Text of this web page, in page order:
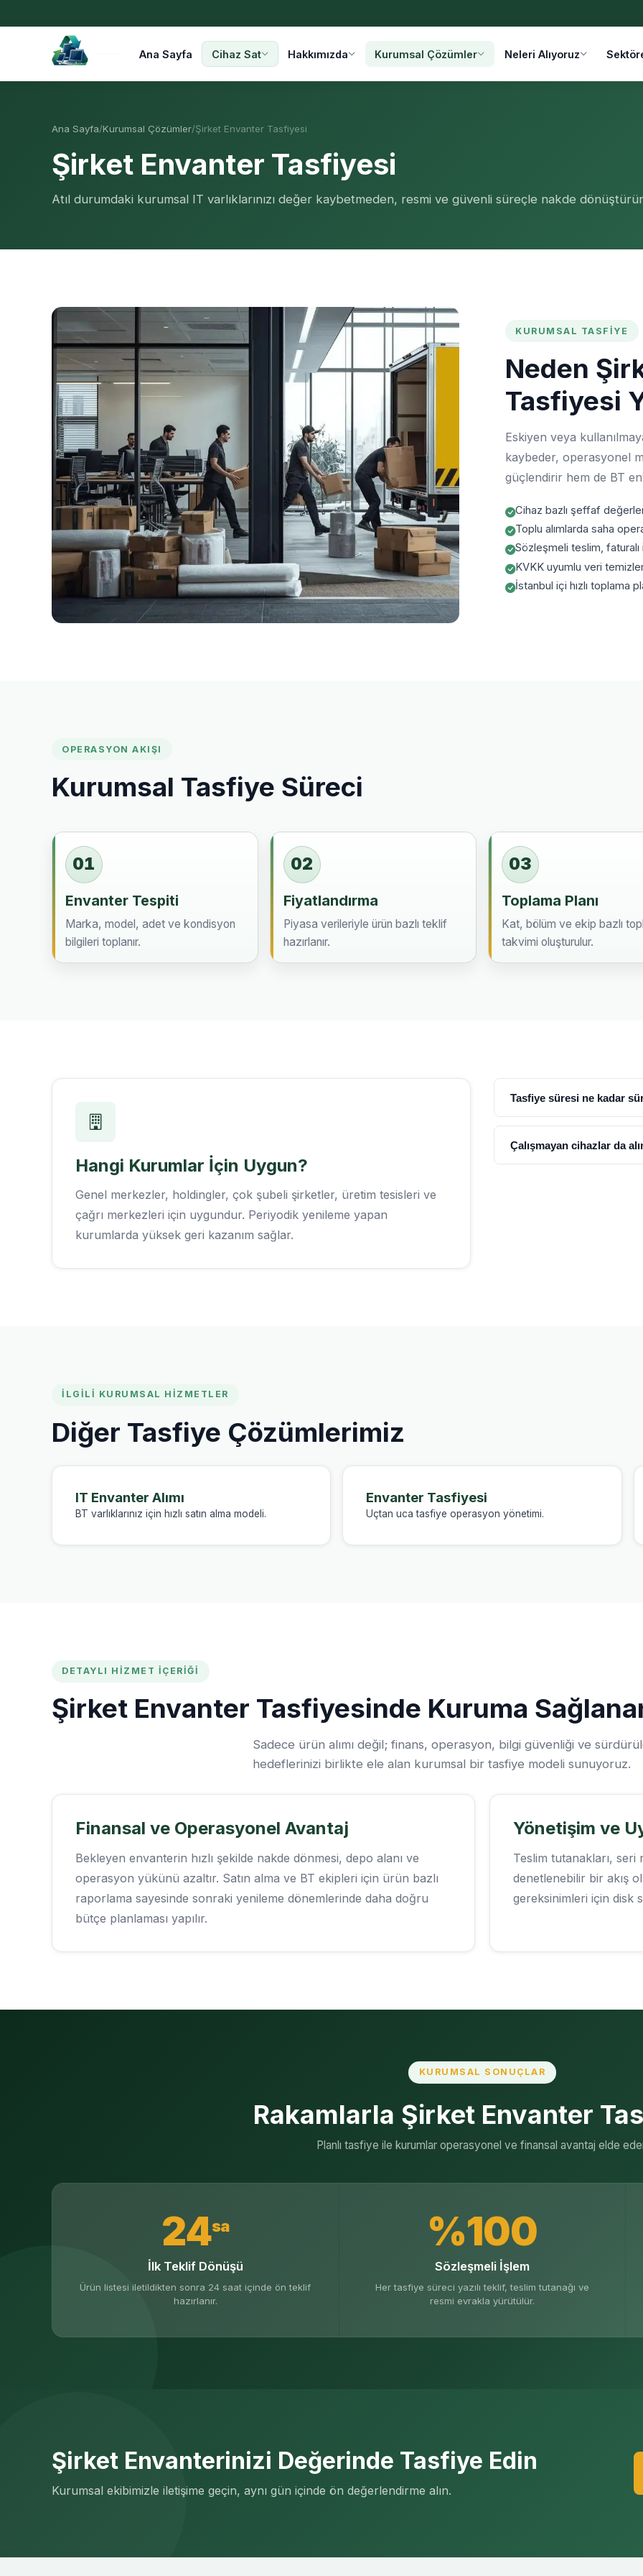
Ana Sayfa Cihaz Sat Hakkımızda Kurumsal Çözümler Neleri Alıyoruz
Ana Sayfa/Kurumsal Çözümler/Şirket Envanter Tasfiyesi
Şirket Envanter Tasfiyesi
Atıl durumdaki kurumsal IT varlıklarınızı değer kaybetmeden, resmi ve güvenli süreçle nakde
KURUMSAL TASFIYE
Neden
Tasfiyesi
Eskiyen veya
kaybeder, operasyonel
güçlendirir hem de BT
Cihaz bazlı şeffaf
Toplu alımlarda saha
Sözleşmeli teslim, faturalı
KVKK uyumlu veri
İstanbul içi hızlı toplama
OPERASYON AKIŞI
Kurumsal Tasfiye Süreci
01
Envanter Tespiti
Marka, model, adet ve kondisyon
bilgileri toplanır.
02
Fiyatlandırma
Piyasa verileriyle ürün bazlı teklif
hazırlanır.
03
Toplama Planı
Kat, bölüm ve ekip bazlı
takvimi oluşturulur.
Hangi Kurumlar İçin Uygun?
Genel merkezler, holdingler, çok şubeli şirketler, üretim tesisleri ve
çağrı merkezleri için uygundur. Periyodik yenileme yapan
kurumlarda yüksek geri kazanım sağlar.
Tasfiye süresi ne kadar
Çalışmayan cihazlar da
İLGILI KURUMSAL HIZMETLER
Diğer Tasfiye Çözümlerimiz
IT Envanter Alımı
BT varlıklarınız için hızlı satın alma modeli.
Envanter Tasfiyesi
Uçtan uca tasfiye operasyon yönetimi.
DETAYLI HIZMET İÇERIĞI
Şirket Envanter Tasfiyesinde Kuruma
Sadece ürün alımı değil; finans, operasyon, bilgi güvenliği ve
hedeflerinizi birlikte ele alan kurumsal bir tasfiye modeli sunuyoruz.
Finansal ve Operasyonel Avantaj
Bekleyen envanterin hızlı şekilde nakde dönmesi, depo alanı ve
operasyon yükünü azaltır. Satın alma ve BT ekipleri için ürün bazlı
raporlama sayesinde sonraki yenileme dönemlerinde daha doğru
bütçe planlaması yapılır.
Yönetişim ve
Teslim tutanakları,
denetlenebilir bir akış
gereksinimleri için disk
KURUMSAL SONUÇLAR
Rakamlarla Şirket Envanter
Planlı tasfiye ile kurumlar operasyonel ve finansal avantaj elde
24sa
İlk Teklif Dönüşü
Ürün listesi iletildikten sonra 24 saat içinde ön teklif
hazırlanır.
%100
Sözleşmeli İşlem
Her tasfiye süreci yazılı teklif, teslim tutanağı ve
resmi evrakla yürütülür.
Şirket Envanterinizi Değerinde Tasfiye Edin
Kurumsal ekibimizle iletişime geçin, aynı gün içinde ön değerlendirme alın.